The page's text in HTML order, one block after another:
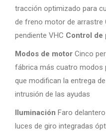
tracción optimizado para
de freno motor de arrastre
pendiente VHC Control de
Modos de motor Cinco
fábrica más cuatro modos
que modifican la entrega
intrusión de las ayudas
Iluminación Faro
luces de giro integradas